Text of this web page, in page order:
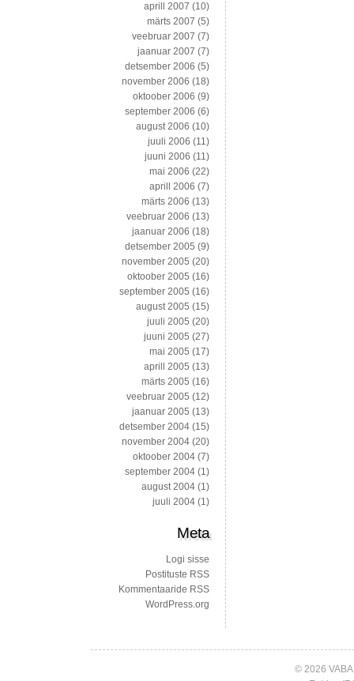
aprill 2007 (10)
märts 2007 (5)
veebruar 2007 (7)
jaanuar 2007 (7)
detsember 2006 (5)
november 2006 (18)
oktoober 2006 (9)
september 2006 (6)
august 2006 (10)
juuli 2006 (11)
juuni 2006 (11)
mai 2006 (22)
aprill 2006 (7)
märts 2006 (13)
veebruar 2006 (13)
jaanuar 2006 (18)
detsember 2005 (9)
november 2005 (20)
oktoober 2005 (16)
september 2005 (16)
august 2005 (15)
juuli 2005 (20)
juuni 2005 (27)
mai 2005 (17)
aprill 2005 (13)
märts 2005 (16)
veebruar 2005 (12)
jaanuar 2005 (13)
detsember 2004 (15)
november 2004 (20)
oktoober 2004 (7)
september 2004 (1)
august 2004 (1)
juuli 2004 (1)
Meta
Logi sisse
Postituste RSS
Kommentaaride RSS
WordPress.org
© 2026